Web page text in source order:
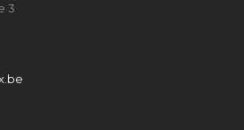
3